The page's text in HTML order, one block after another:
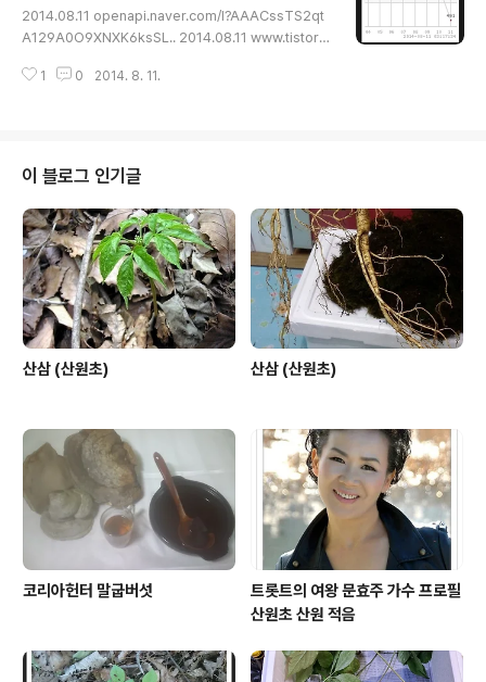
2014.08.11 openapi.naver.com/l?AAACssTS2qt
A129A0O9XNXK6ksSL.. 2014.08.11 www.tistory.
8.11 www.tistory.com/m 2014.08.11 [열린음악회 송
w/list/category/문화·연예 2014.08.11 [삼성] searc
h.daum.net/search?w=blog&nil_search=btn.. 20
14.08.11 [대출]..
1 0 2014. 8. 11.
이 블로그 인기글
산삼 (산원초) 산삼 (산원초)
코리아헌터 말굽버섯
트롯트의 여왕 문효주 가수 프로필
산원초 산원 적음